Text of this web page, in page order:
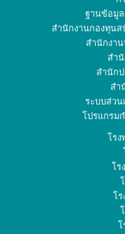
ฐานข้อมูล
สำนักงานกองทุนส
สำนักงา
สำ
สำนักป
สำ
ระบบส่วน
โปรแกรม
โรง
โร
โ